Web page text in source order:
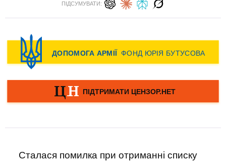
ПІДСУМУВАТИ:
Сталася помилка при отриманні списку